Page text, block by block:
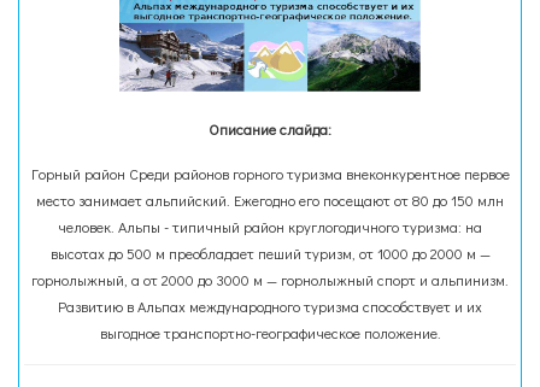
Описание слайда:
Горный район Среди районов горного туризма внеконкурентное первое
место занимает альпийский. Ежегодно его посещают от 80 до 150 млн
человек. Альпы - типичный район круглогодичного туризма: на
высотах до 500 м преобладает пеший туризм, от 1000 до 2000 м —
горнолыжный, а от 2000 до 3000 м — горнолыжный спорт и альпинизм.
Развитию в Альпах международного туризма способствует и их
выгодное транспортно-географическое положение.